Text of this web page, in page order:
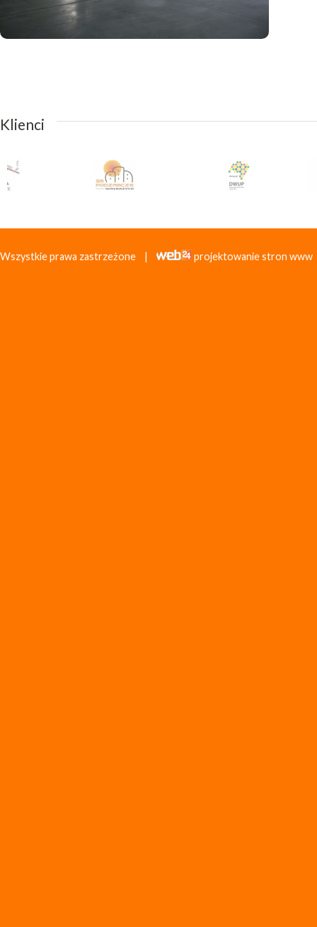
Klienci
Wszystkie prawa zastrzeżone | projektowanie stron www